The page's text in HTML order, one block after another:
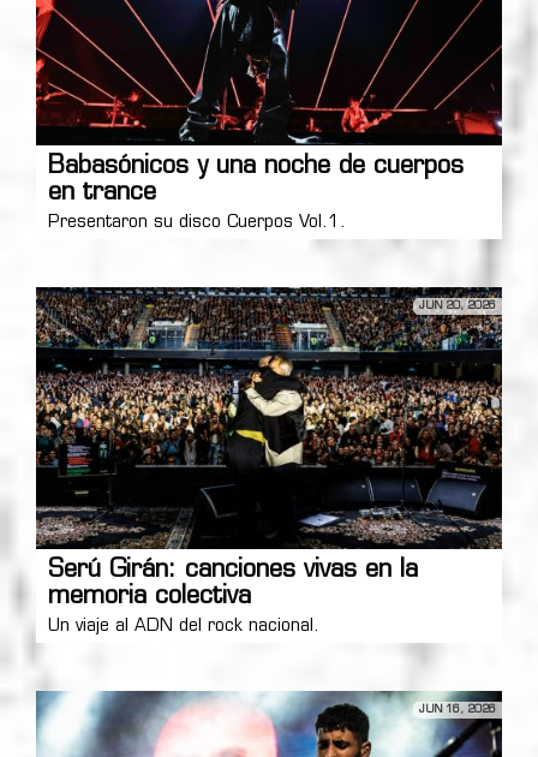
Babasónicos y una noche de cuerpos
en trance
Presentaron su disco Cuerpos Vol.1.
JUN 20, 2026
Serú Girán: canciones vivas en la
memoria colectiva
Un viaje al ADN del rock nacional.
JUN 16, 2026